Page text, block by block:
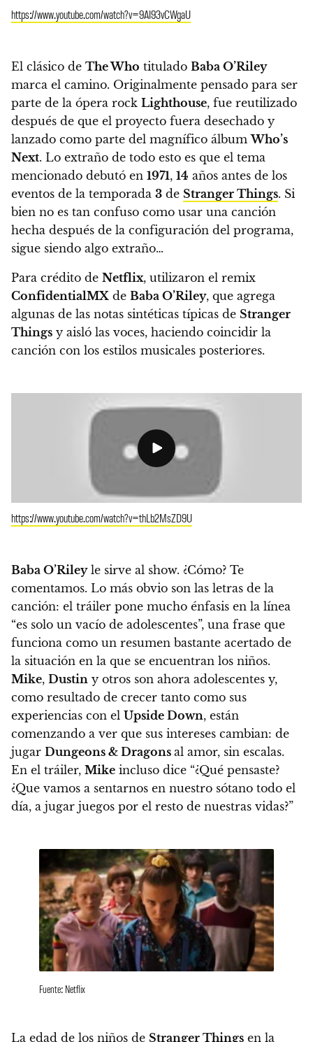
https://www.youtube.com/watch?v=9AI93vCWgaU
El clásico de The Who titulado Baba O’Riley
marca el camino. Originalmente pensado para ser
parte de la ópera rock Lighthouse, fue reutilizado
después de que el proyecto fuera desechado y
lanzado como parte del magnífico álbumWho’s
Next. Lo extraño de todo esto es que el tema
mencionado debutó en 1971, 14 años antes de los
eventos de la temporada 3 de Stranger Things. Si
bien no es tan confuso como usar una canción
hecha después de la configuración del programa,
sigue siendo algo extraño…
Para crédito de Netflix, utilizaron el remix
ConfidentialMX de Baba O’Riley, que agrega
algunas de las notas sintéticas típicas de Stranger
Things y aisló las voces, haciendo coincidir la
canción con los estilos musicales posteriores.
https://www.youtube.com/watch?v=thLb2MsZD9U
Baba O’Rileyle sirve al show. ¿Cómo? Te
comentamos. Lo más obvio son las letras de la
canción: el tráiler pone mucho énfasis en la línea
“es solo un vacío de adolescentes”, una frase que
funciona como un resumen bastante acertado de
la situación en la que se encuentran los niños.
Mike, Dustin y otros son ahora adolescentes y,
como resultado de crecer tanto como sus
experiencias con el Upside Down, están
comenzando a ver que sus intereses cambian: de
jugar Dungeons & Dragons al amor, sin escalas.
En el tráiler, Mike incluso dice “¿Qué pensaste?
¿Que vamos a sentarnos en nuestro sótano todo el
día, a jugar juegos por el resto de nuestras vidas?”
Fuente: Netflix
La edad de los niños de Stranger Things en la